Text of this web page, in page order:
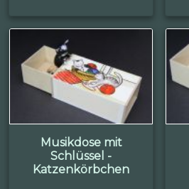
Musikdose mit
Schlüssel -
Katzenkörbchen